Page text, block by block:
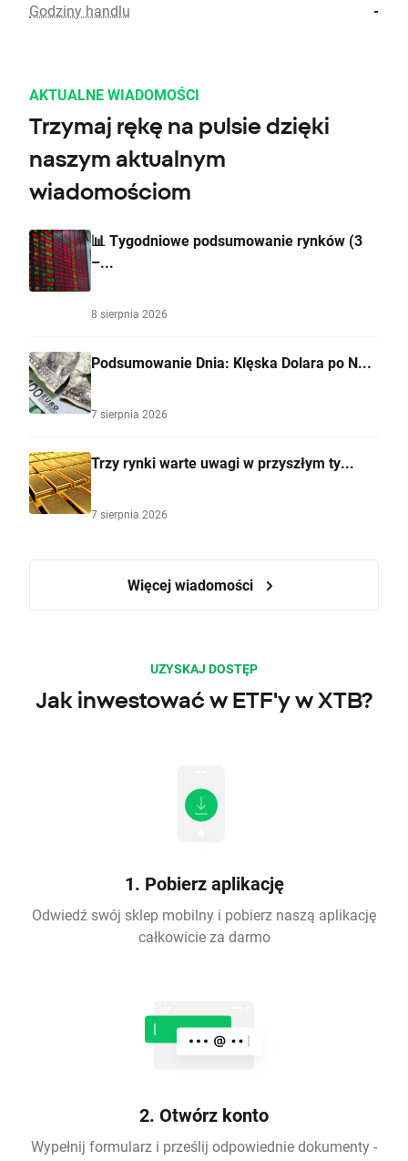
Godziny handlu -
AKTUALNE WIADOMOŚCI
Trzymaj rękę na pulsie dzięki
naszym aktualnym
wiadomościom
📊 Tygodniowe podsumowanie rynków (3
–...
8 sierpnia 2026
Podsumowanie Dnia: Klęska Dolara po N...
7 sierpnia 2026
Trzy rynki warte uwagi w przyszłym ty...
7 sierpnia 2026
Więcej wiadomości
UZYSKAJ DOSTĘP
Jak inwestować w ETF'y w XTB?
1. Pobierz aplikację
Odwiedź swój sklep mobilny i pobierz naszą aplikację
całkowicie za darmo
2. Otwórz konto
Wypełnij formularz i prześlij odpowiednie dokumenty -